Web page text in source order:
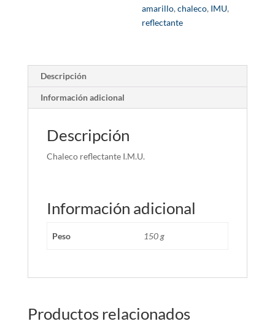
amarillo,chaleco, IMU,
reflectante
Descripción
Información adicional
Descripción
Chaleco reflectante I.M.U.
Información adicional
Peso 150 g
Productos relacionados